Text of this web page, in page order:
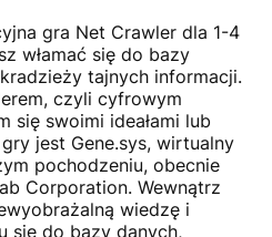
gra Net Crawler dla 1-4
włamać się do bazy
tajnych informacji.
czyli cyfrowym
się swoimi ideałami lub
jest Gene.sys, wirtualny
pochodzeniu, obecnie
Corporation. Wewnątrz
wiedzę i
się do bazy danych,